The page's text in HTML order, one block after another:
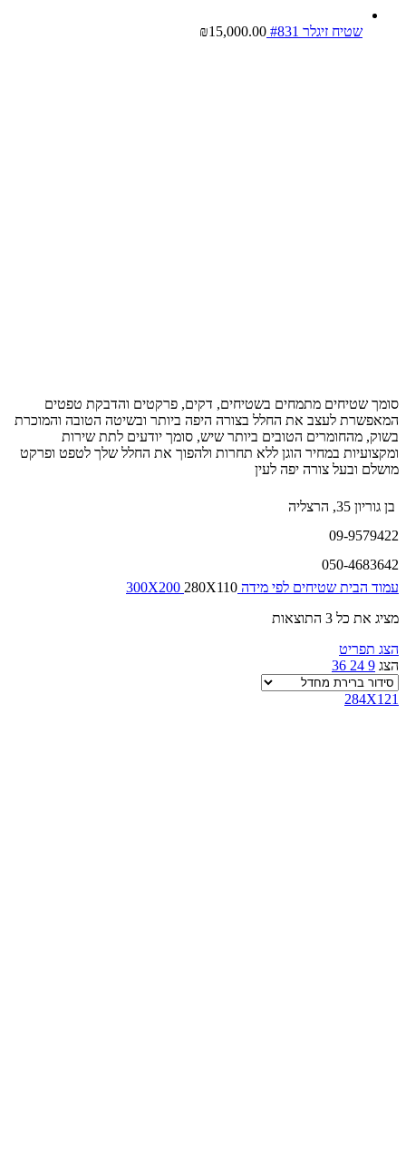
שטיח זיגלר #831 ₪15,000.00
סומך שטיחים מתמחים בשטיחים, דקים, פרקטים והדבקת טפטים
המאפשרת לעצב את החלל בצורה היפה ביותר ובשיטה הטובה והמוכרת
בשוק, מהחומרים הטובים ביותר שיש, סומך יודעים לתת שירות
ומקצועיות במחיר הוגן ללא תחרות ולהפוך את החלל שלך לטפט ופרקט
מושלם ובעל צורה יפה לעין
בן גוריון 35, הרצליה
09-9579422
050-4683642
עמוד הבית שטיחים לפי מידה 300X200 280X110
מציג את כל 3 התוצאות
הצג תפריט
הצג 9
24
36
284X121